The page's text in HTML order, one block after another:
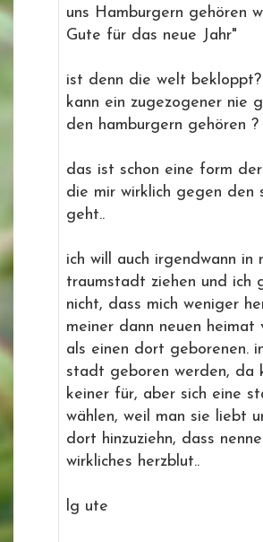
uns Hamburgern gehören
Gute für das neue Jahr"
ist denn die welt bekloppt?
kann ein zugezogener nie
den hamburgern gehören ?
das ist schon eine form
die mir wirklich gegen den
geht..
ich will auch irgendwann in
traumstadt ziehen und ich
nicht, dass mich weniger
meiner dann neuen heimat
als einen dort geborenen.
stadt geboren werden, da
keiner für, aber sich eine
wählen, weil man sie liebt
dort hinzuziehn, dass
wirkliches herzblut..
lg ute